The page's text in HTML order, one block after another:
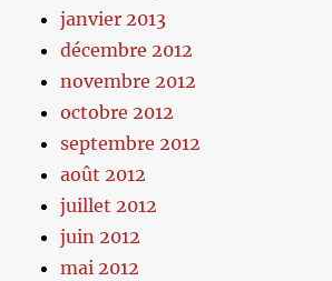
janvier 2013
décembre 2012
novembre 2012
octobre 2012
septembre 2012
août 2012
juillet 2012
juin 2012
mai 2012